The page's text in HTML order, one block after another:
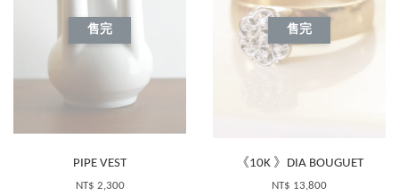
售完
PIPE VEST
NT$ 2,300
售完
《10K 》DIA BOUGUET
NT$ 13,800